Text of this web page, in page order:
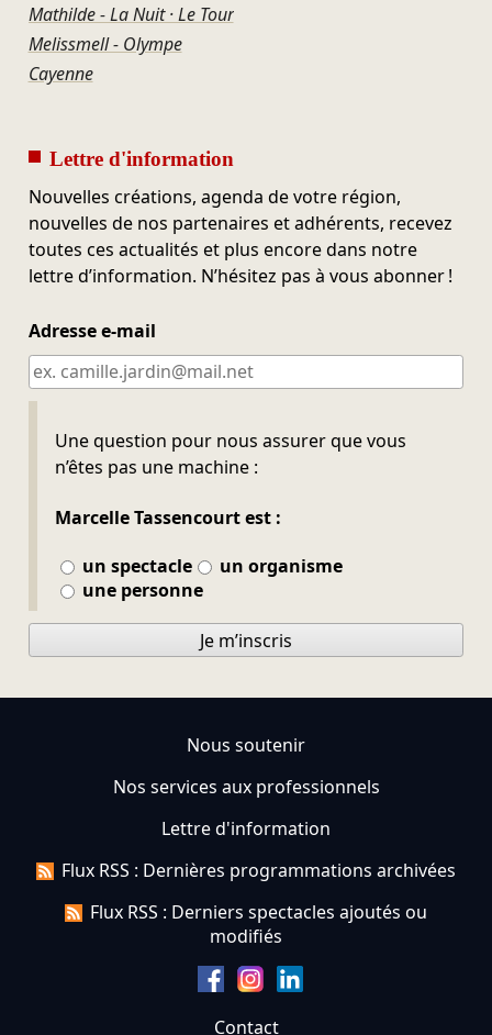
Mathilde - La Nuit · Le Tour
Melissmell - Olympe
Cayenne
Lettre d'information
Nouvelles créations, agenda de votre région,
nouvelles de nos partenaires et adhérents, recevez
toutes ces actualités et plus encore dans notre
lettre d’information. N’hésitez pas à vous abonner !
Adresse e-mail
Une question pour nous assurer que vous
n’êtes pas une machine :
Marcelle Tassencourt est :
un spectacle
un organisme
une personne
Ne pas remplir
Je m’inscris
Nous soutenir
Nos services aux professionnels
Lettre d'information
Flux RSS : Dernières programmations archivées
Flux RSS : Derniers spectacles ajoutés ou
modifiés
Contact